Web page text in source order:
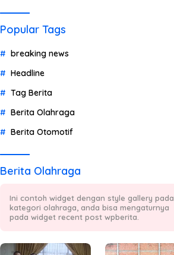
Popular Tags
breaking news
Headline
Tag Berita
Berita Olahraga
Berita Otomotif
Berita Olahraga
Ini contoh widget dengan style gallery pada
kategori olahraga, anda bisa mengaturnya
pada widget recent post wpberita.